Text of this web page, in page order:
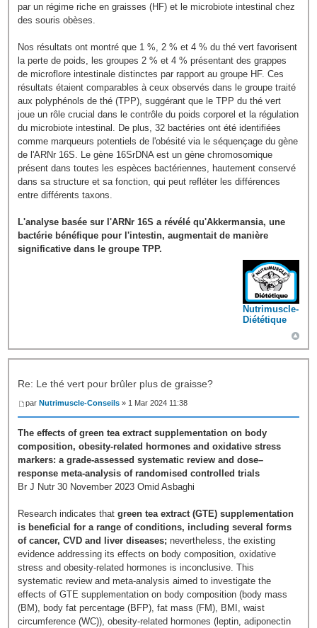
par un régime riche en graisses (HF) et le microbiote intestinal chez
des souris obèses.
Nos résultats ont montré que 1 %, 2 % et 4 % du thé vert favorisent
la perte de poids, les groupes 2 % et 4 % présentant des grappes
de microflore intestinale distinctes par rapport au groupe HF. Ces
résultats étaient comparables à ceux observés dans le groupe traité
aux polyphénols de thé (TPP), suggérant que le TPP du thé vert
joue un rôle crucial dans le contrôle du poids corporel et la régulation
du microbiote intestinal. De plus, 32 bactéries ont été identifiées
comme marqueurs potentiels de l'obésité via le séquençage du gène
de l'ARNr 16S. Le gène 16SrDNA est un gène chromosomique
présent dans toutes les espèces bactériennes, hautement conservé
dans sa structure et sa fonction, qui peut refléter les différences
entre différents taxons.
L'analyse basée sur l'ARNr 16S a révélé qu'Akkermansia, une
bactérie bénéfique pour l'intestin, augmentait de manière
significative dans le groupe TPP.
Nutrimuscle-
Diététique
Re: Le thé vert pour brûler plus de graisse?
parNutrimuscle-Conseils » 1 Mar 2024 11:38
The effects of green tea extract supplementation on body
composition, obesity-related hormones and oxidative stress
markers: a grade-assessed systematic review and dose–
response meta-analysis of randomised controlled trials
Br J Nutr 30 November 2023 Omid Asbaghi
Research indicates thatgreen tea extract (GTE) supplementation
is beneficial for a range of conditions, including several forms
of cancer, CVD and liver diseases;nevertheless, the existing
evidence addressing its effects on body composition, oxidative
stress and obesity-related hormones is inconclusive. This
systematic review and meta-analysis aimed to investigate the
effects of GTE supplementation on body composition (body mass
(BM), body fat percentage (BFP), fat mass (FM), BMI, waist
circumference (WC)), obesity-related hormones (leptin, adiponectin